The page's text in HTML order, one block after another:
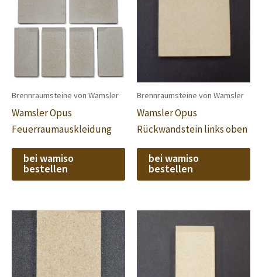
Brennraumsteine von Wamsler
Wamsler Opus
Feuerraumauskleidung
bei wamiso
bestellen
Brennraumsteine von Wamsler
Wamsler Opus
Rückwandstein links oben
bei wamiso
bestellen